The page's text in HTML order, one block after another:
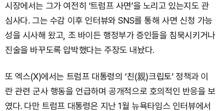
시장에서는 그가 여전히 ‘트럼프 사면’을 노리고 있는지도 관
심사다. 그는 수감 이후 인터뷰와 SNS를 통해 사면 신청 가능
성을 시사해 왔고, 조 바이든 행정부가 증인들을 침묵시키거나
진술을 바꾸도록 압박했다는 주장도 내놨다.
또 엑스(X)에서는 트럼프 대통령의 ‘친(親)크립토’ 정책과 이
란 관련 군사 행동을 언급하며 공개적으로 호의적인 반응을 보
였다. 다만 트럼프 대통령은 지난 1월 뉴욕타임스 인터뷰에서